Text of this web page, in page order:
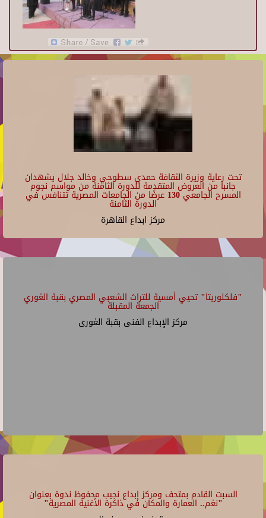
تحت رعاية وزيرة الثقافة حمدي سطوحي وخالد جلال يشهدان
جانبا من العروض المتقدمة للدورة الثامنة من مواسم نجوم
المسرح الجامعي 130 عرضًا من الجامعات المصرية تتنافس في
الدورة الثامنة
مركز ابداع القاهرة
"فلكلوريتا" تحيي أمسية للتراث الشعبي المصري بقبة الغوري
الجمعة المقبلة
مركز الإبداع الفنى بقبة الغورى
السبت القادم بمتحف ومركز إبداع نجيب محفوظ ندوة بعنوان
"نغم.. العمارة والمكان في ذاكرة الأغنية المصرية"